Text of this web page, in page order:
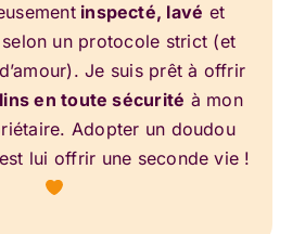
inspecté, lavé et
selon un protocole strict (et
Je suis prêt à offrir
en toute sécurité à mon
Adopter un doudou
lui offrir une seconde vie !